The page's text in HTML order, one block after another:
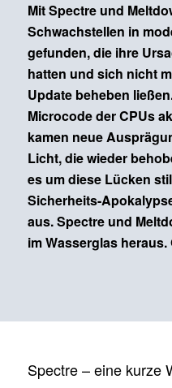
Mit Spectre und
Schwachstellen in
gefunden, die ihre
hatten und sich nicht
Update beheben
Microcode der CPUs
kamen neue
Licht, die wieder
es um diese Lücken
Sicherheits-
aus. Spectre und
im Wasserglas
Spectre – eine kurze